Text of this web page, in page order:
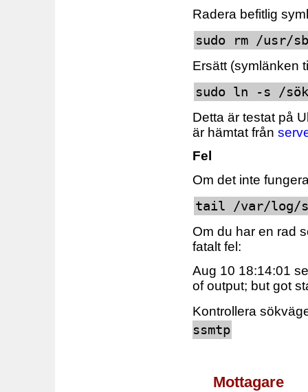
Radera befitlig
sudo rm /usr/
Ersätt (symlänken
sudo ln -s /
Detta är testat på
är hämtat från
Fel
Om det inte
tail /var/log/
Om du har en rad
fatalt fel:
Aug 10 18:14:01
of output; but got
Kontrollera
ssmtp
Mottagare